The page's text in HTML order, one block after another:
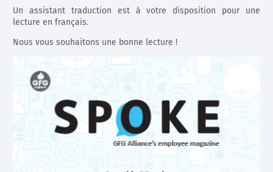
Un assistant traduction est à votre disposition pour une
lecture en français.
Nous vous souhaitons une bonne lecture !